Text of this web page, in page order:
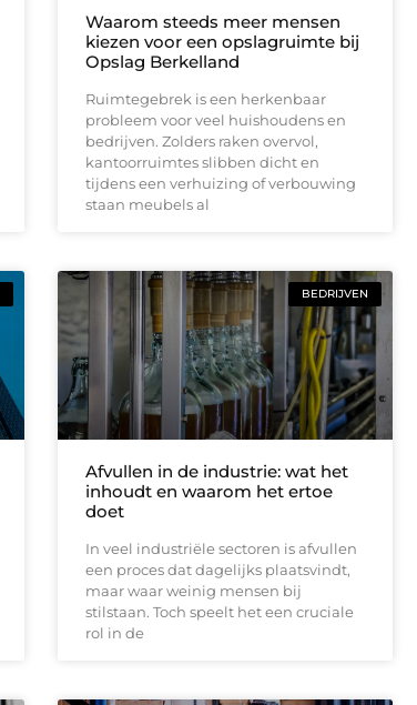
Waarom steeds meer mensen
kiezen voor een opslagruimte bij
Opslag Berkelland
Ruimtegebrek is een herkenbaar
probleem voor veel huishoudens en
bedrijven. Zolders raken overvol,
kantoorruimtes slibben dicht en
tijdens een verhuizing of verbouwing
staan meubels al
BEDRIJVEN
Afvullen in de industrie: wat het
inhoudt en waarom het ertoe
doet
In veel industriële sectoren is afvullen
een proces dat dagelijks plaatsvindt,
maar waar weinig mensen bij
stilstaan. Toch speelt het een cruciale
rol in de